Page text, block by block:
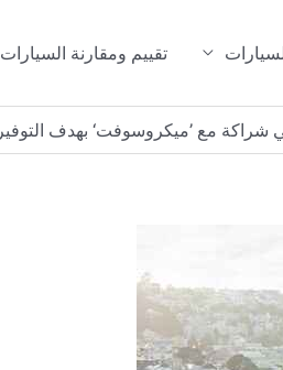
تقييم ومقارنة السيارات
شراكة مع ’ميكروسوفت‘ بهدف التوفير